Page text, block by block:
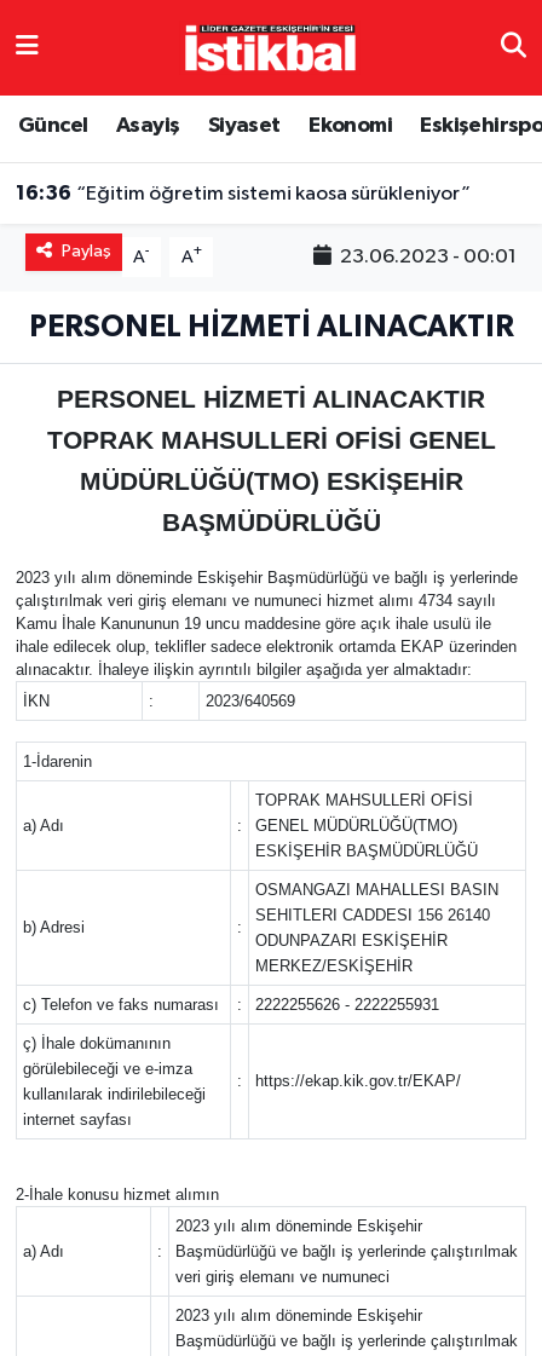
Güncel Asayiş Siyaset Ekonomi
16:36 “Eğitim öğretim sistemi kaosa sürükleniyor”
Paylaş A- A+ 23.06.2023 - 00:01
PERSONEL HİZMETİ ALINACAKTIR
PERSONEL HİZMETİ ALINACAKTIR
TOPRAK MAHSULLERİ OFİSİ GENEL
MÜDÜRLÜĞÜ(TMO) ESKİŞEHİR
BAŞMÜDÜRLÜĞÜ
2023 yılı alım döneminde Eskişehir Başmüdürlüğü ve bağlı iş yerlerinde
çalıştırılmak veri giriş elemanı ve numuneci hizmet alımı 4734 sayılı
Kamu İhale Kanununun 19 uncu maddesine göre açık ihale usulü ile
ihale edilecek olup, teklifler sadece elektronik ortamda EKAP üzerinden
alınacaktır. İhaleye ilişkin ayrıntılı bilgiler aşağıda yer almaktadır:
İKN
: 2023/640569
1-İdarenin
a) Adı :
TOPRAK MAHSULLERİ OFİSİ
GENEL MÜDÜRLÜĞÜ(TMO)
ESKİŞEHİR BAŞMÜDÜRLÜĞÜ
b) Adresi :
OSMANGAZI MAHALLESI BASIN
SEHITLERI CADDESI 156 26140
ODUNPAZARI ESKİŞEHİR
MERKEZ/ESKİŞEHİR
c) Telefon ve faks numarası : 2222255626 - 2222255931
ç) İhale dokümanının
görülebileceği ve e-imza
kullanılarak indirilebileceği
internet sayfası
: https://ekap.kik.gov.tr/EKAP/
2-İhale konusu hizmet alımın
a) Adı :
2023 yılı alım döneminde Eskişehir
Başmüdürlüğü ve bağlı iş yerlerinde çalıştırılmak
veri giriş elemanı ve numuneci
2023 yılı alım döneminde Eskişehir
Başmüdürlüğü ve bağlı iş yerlerinde çalıştırılmak
Eskişehirspor
Siyaset
Spor
Eğitim
Yaşam
Resmi ilanlar
Eskişehir Nöbetçi Eczaneler
Eskişehir Trafik Yoğunluk Haritası
TFF 3.Lig 4.Grup Puan Durumu ve Fikstür
Tüm Manşetler
Haber Arşivi